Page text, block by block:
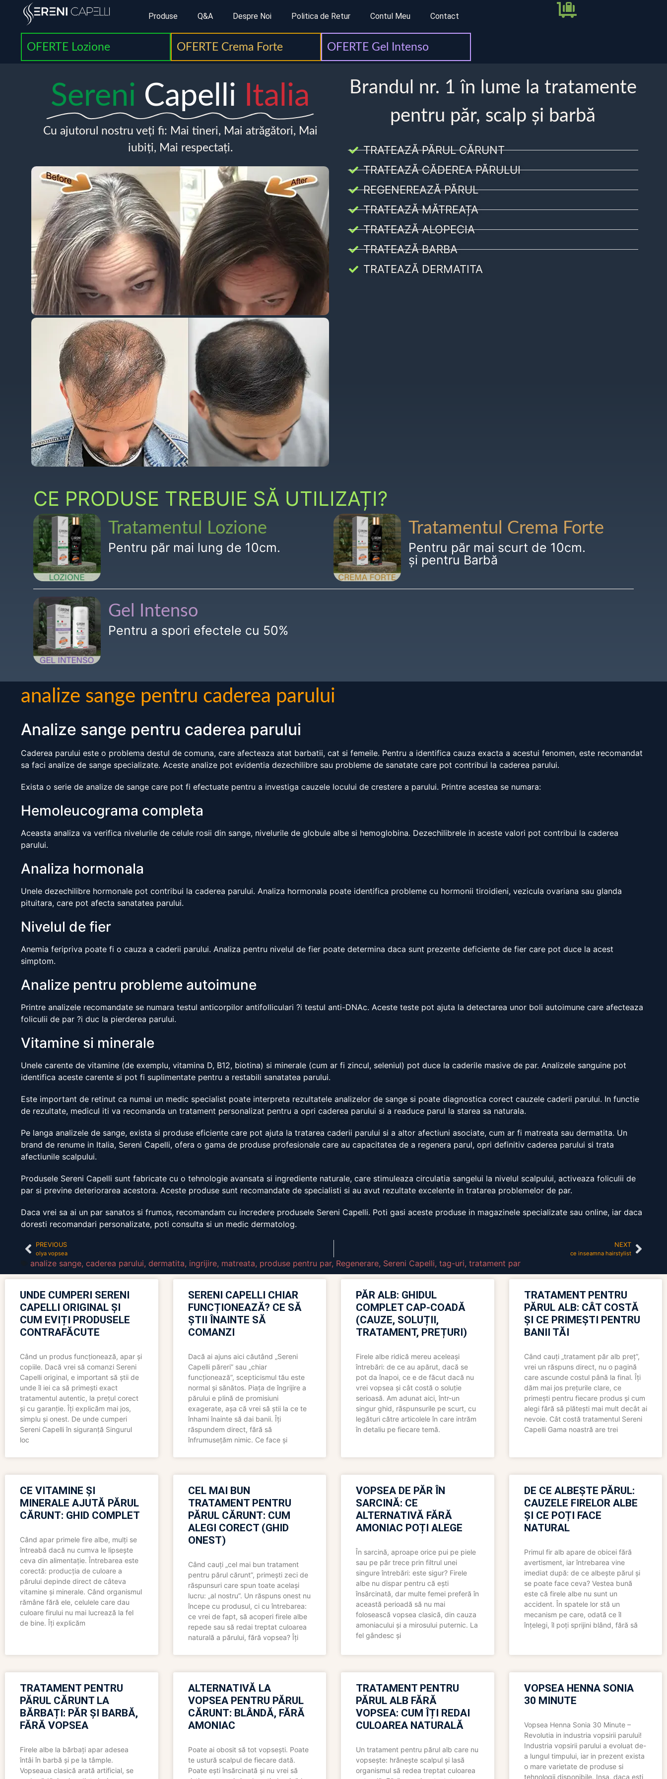
Produse Q&A Despre Noi Politica de Retur Contul Meu Contact
OFERTE Lozione OFERTE Crema Forte OFERTE Gel Intenso
Sereni Capelli Italia
Cu ajutorul nostru veți fi: Mai tineri, Mai atrăgători, Mai
iubiți, Mai respectați.
Brandul nr. 1 în lume la tratamente
pentru păr, scalp și barbă
TRATEAZĂ PĂRUL CĂRUNT
TRATEAZĂ CĂDEREA PĂRULUI
REGENEREAZĂ PĂRUL
TRATEAZĂ MĂTREAȚA
TRATEAZĂ ALOPECIA
TRATEAZĂ BARBA
TRATEAZĂ DERMATITA
CE PRODUSE TREBUIE SĂ UTILIZAȚI?
Tratamentul Lozione
Pentru păr mai lung de 10cm.
Tratamentul Crema Forte
Pentru păr mai scurt de 10cm.
și pentru Barbă
Gel Intenso
Pentru a spori efectele cu 50%
analize sange pentru caderea parului
Analize sange pentru caderea parului
Caderea parului este o problema destul de comuna, care afecteaza atat barbatii, cat si femeile. Pentru a identifica cauza exacta a acestui fenomen, este recomandat
sa faci analize de sange specializate. Aceste analize pot evidentia dezechilibre sau probleme de sanatate care pot contribui la caderea parului.
Exista o serie de analize de sange care pot fi efectuate pentru a investiga cauzele locului de crestere a parului. Printre acestea se numara:
Hemoleucograma completa
Aceasta analiza va verifica nivelurile de celule rosii din sange, nivelurile de globule albe si hemoglobina. Dezechilibrele in aceste valori pot contribui la caderea
parului.
Analiza hormonala
Unele dezechilibre hormonale pot contribui la caderea parului. Analiza hormonala poate identifica probleme cu hormonii tiroidieni, vezicula ovariana sau glanda
pituitara, care pot afecta sanatatea parului.
Nivelul de fier
Anemia feripriva poate fi o cauza a caderii parului. Analiza pentru nivelul de fier poate determina daca sunt prezente deficiente de fier care pot duce la acest
simptom.
Analize pentru probleme autoimune
Printre analizele recomandate se numara testul anticorpilor antifolliculari ?i testul anti-DNAc. Aceste teste pot ajuta la detectarea unor boli autoimune care afecteaza
foliculii de par ?i duc la pierderea parului.
Vitamine si minerale
Unele carente de vitamine (de exemplu, vitamina D, B12, biotina) si minerale (cum ar fi zincul, seleniul) pot duce la caderile masive de par. Analizele sanguine pot
identifica aceste carente si pot fi suplimentate pentru a restabili sanatatea parului.
Este important de retinut ca numai un medic specialist poate interpreta rezultatele analizelor de sange si poate diagnostica corect cauzele caderii parului. In functie
de rezultate, medicul iti va recomanda un tratament personalizat pentru a opri caderea parului si a readuce parul la starea sa naturala.
Pe langa analizele de sange, exista si produse eficiente care pot ajuta la tratarea caderii parului si a altor afectiuni asociate, cum ar fi matreata sau dermatita. Un
brand de renume in Italia, Sereni Capelli, ofera o gama de produse profesionale care au capacitatea de a regenera parul, opri definitiv caderea parului si trata
afectiunile scalpului.
Produsele Sereni Capelli sunt fabricate cu o tehnologie avansata si ingrediente naturale, care stimuleaza circulatia sangelui la nivelul scalpului, activeaza foliculii de
par si previne deteriorarea acestora. Aceste produse sunt recomandate de specialisti si au avut rezultate excelente in tratarea problemelor de par.
Daca vrei sa ai un par sanatos si frumos, recomandam cu incredere produsele Sereni Capelli. Poti gasi aceste produse in magazinele specializate sau online, iar daca
doresti recomandari personalizate, poti consulta si un medic dermatolog.
PREVIOUS
olya vopsea
NEXT
ce inseamna hairstylist
analize sange, caderea parului, dermatita, ingrijire, matreata, produse pentru par, Regenerare, Sereni Capelli, tag-uri, tratament par
UNDE CUMPERI SERENI
CAPELLI ORIGINAL ȘI
CUM EVIȚI PRODUSELE
CONTRAFĂCUTE
Când un produs funcționează, apar și
copiile. Dacă vrei să comanzi Sereni
Capelli original, e important să știi de
unde îl iei ca să primești exact
tratamentul autentic, la prețul corect
și cu garanție. Îți explicăm mai jos,
simplu și onest. De unde cumperi
Sereni Capelli în siguranță Singurul
loc
SERENI CAPELLI CHIAR
FUNCȚIONEAZĂ? CE SĂ
ȘTII ÎNAINTE SĂ
COMANZI
Dacă ai ajuns aici căutând „Sereni
Capelli păreri” sau „chiar
funcționează”, scepticismul tău este
normal și sănătos. Piața de îngrijire a
părului e plină de promisiuni
exagerate, așa că vrei să știi la ce te
înhami înainte să dai banii. Îți
răspundem direct, fără să
înfrumusețăm nimic. Ce face și
PĂR ALB: GHIDUL
COMPLET CAP-COADĂ
(CAUZE, SOLUȚII,
TRATAMENT, PREȚURI)
Firele albe ridică mereu aceleași
întrebări: de ce au apărut, dacă se
pot da înapoi, ce e de făcut dacă nu
vrei vopsea și cât costă o soluție
serioasă. Am adunat aici, într-un
singur ghid, răspunsurile pe scurt, cu
legături către articolele în care intrăm
în detaliu pe fiecare temă.
TRATAMENT PENTRU
PĂRUL ALB: CÂT COSTĂ
ȘI CE PRIMEȘTI PENTRU
BANII TĂI
Când cauți „tratament păr alb preț”,
vrei un răspuns direct, nu o pagină
care ascunde costul până la final. Îți
dăm mai jos prețurile clare, ce
primești pentru fiecare produs și cum
alegi fără să plătești mai mult decât ai
nevoie. Cât costă tratamentul Sereni
Capelli Gama noastră are trei
CE VITAMINE ȘI
MINERALE AJUTĂ PĂRUL
CĂRUNT: GHID COMPLET
Când apar primele fire albe, mulți se
întreabă dacă nu cumva le lipsește
ceva din alimentație. Întrebarea este
corectă: producția de culoare a
părului depinde direct de câteva
vitamine și minerale. Când organismul
rămâne fără ele, celulele care dau
culoare firului nu mai lucrează la fel
de bine. Îți explicăm
CEL MAI BUN
TRATAMENT PENTRU
PĂRUL CĂRUNT: CUM
ALEGI CORECT (GHID
ONEST)
Când cauți „cel mai bun tratament
pentru părul cărunt”, primești zeci de
răspunsuri care spun toate același
lucru: „al nostru”. Un răspuns onest nu
începe cu produsul, ci cu întrebarea:
ce vrei de fapt, să acoperi firele albe
repede sau să redai treptat culoarea
naturală a părului, fără vopsea? Îți
VOPSEA DE PĂR ÎN
SARCINĂ: CE
ALTERNATIVĂ FĂRĂ
AMONIAC POȚI ALEGE
În sarcină, aproape orice pui pe piele
sau pe păr trece prin filtrul unei
singure întrebări: este sigur? Firele
albe nu dispar pentru că ești
însărcinată, dar multe femei preferă în
această perioadă să nu mai
folosească vopsea clasică, din cauza
amoniacului și a mirosului puternic. La
fel gândesc și
DE CE ALBEȘTE PĂRUL:
CAUZELE FIRELOR ALBE
ȘI CE POȚI FACE
NATURAL
Primul fir alb apare de obicei fără
avertisment, iar întrebarea vine
imediat după: de ce albește părul și
se poate face ceva? Vestea bună
este că firele albe nu sunt un
accident. În spatele lor stă un
mecanism pe care, odată ce îl
înțelegi, îl poți sprijini blând, fără să
TRATAMENT PENTRU
PĂRUL CĂRUNT LA
BĂRBAȚI: PĂR ȘI BARBĂ,
FĂRĂ VOPSEA
Firele albe la bărbați apar adesea
întâi în barbă și pe la tâmple.
Vopseaua clasică arată artificial, se
ALTERNATIVĂ LA
VOPSEA PENTRU PĂRUL
CĂRUNT: BLÂNDĂ, FĂRĂ
AMONIAC
Poate ai obosit să tot vopsești. Poate
te ustură scalpul de fiecare dată.
Poate ești însărcinată și nu vrei să
TRATAMENT PENTRU
PĂRUL ALB FĂRĂ
VOPSEA: CUM ÎȚI REDAI
CULOAREA NATURALĂ
Un tratament pentru părul alb care nu
vopsește: hrănește scalpul și lasă
organismul să redea treptat culoarea
VOPSEA HENNA SONIA
30 MINUTE
Vopsea Henna Sonia 30 Minute –
Revolutia in industria vopsirii parului!
Industria vopsirii parului a evoluat de-
a lungul timpului, iar in prezent exista
o mare varietate de produse si
tehnologii disponibile. Insa, daca esti